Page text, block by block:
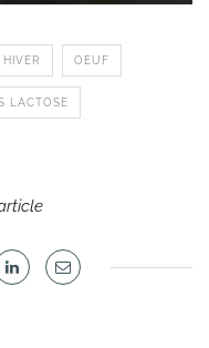
HIVER OEUF
LACTOSE